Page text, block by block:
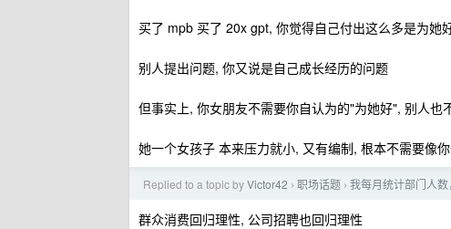
买了 mpb 买了 20x gpt, 你觉得自己付出这么多是为她
别人提出问题, 你又说是自己成长经历的问题
但事实上, 你女朋友不需要你自认为的"为她好", 别人也
她一个女孩子 本来压力就小, 又有编制, 根本不需要像
Replied to a topic byVictor42 › 职场话题 › 我每月统计部门人
群众消费回归理性, 公司招聘也回归理性